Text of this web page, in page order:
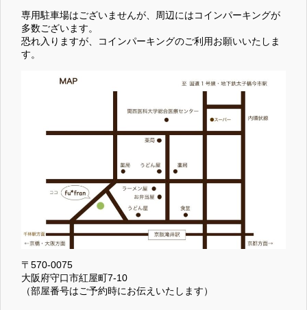
専用駐車場はございませんが、周辺にはコインパーキングが
多数ございます。
恐れ入りますが、コインパーキングのご利用お願いいたしま
す。
〒570-0075
大阪府守口市紅屋町7-10
（部屋番号はご予約時にお伝えいたします）